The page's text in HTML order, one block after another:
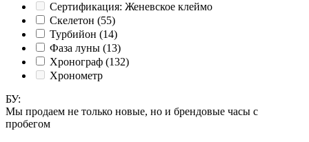
Сертификация: Женевское клеймо
Скелетон (55)
Турбийон (14)
Фаза луны (13)
Хронограф (132)
Хронометр
БУ:
Мы продаем не только новые, но и брендовые часы с
пробегом